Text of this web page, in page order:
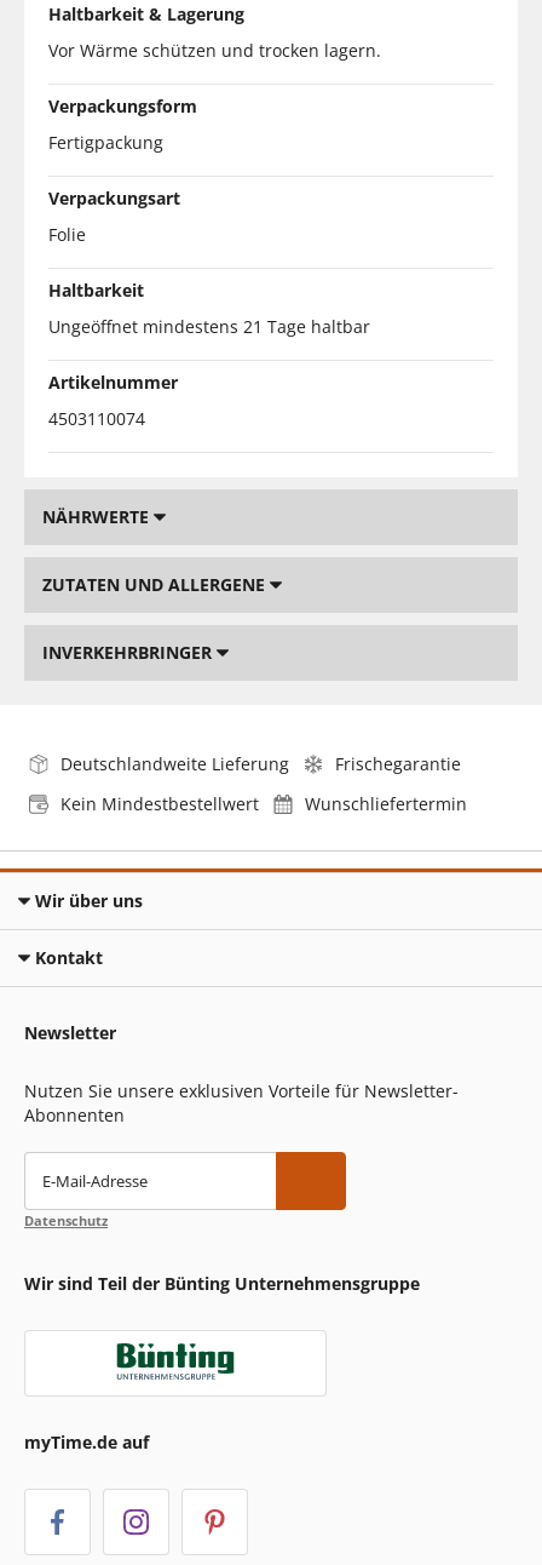
Haltbarkeit & Lagerung
Vor Wärme schützen und trocken lagern.
Verpackungsform
Fertigpackung
Verpackungsart
Folie
Haltbarkeit
Ungeöffnet mindestens 21 Tage haltbar
Artikelnummer
4503110074
NÄHRWERTE
ZUTATEN UND ALLERGENE
INVERKEHRBRINGER
Deutschlandweite Lieferung
Frischegarantie
Kein Mindestbestellwert
Wunschliefertermin
Wir über uns
Kontakt
Newsletter
Nutzen Sie unsere exklusiven Vorteile für Newsletter-
Abonnenten
E-Mail-Adresse
Datenschutz
Wir sind Teil der Bünting Unternehmensgruppe
myTime.de auf